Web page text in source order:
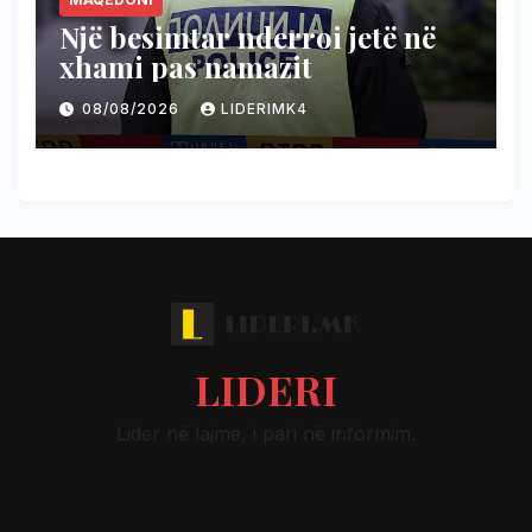
Një besimtar nderroi jetë në
xhami pas namazit
08/08/2026 LIDERIMK4
LIDERI
Lider në lajme, i pari në informim.